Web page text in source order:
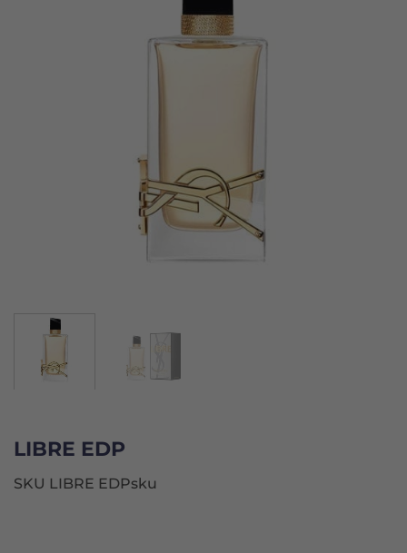
LIBRE EDP
SKU LIBRE EDPsku